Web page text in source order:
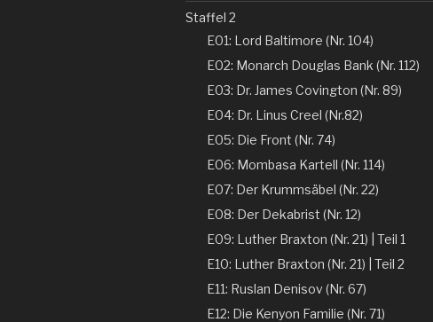
Staffel 2
E01: Lord Baltimore (Nr. 104)
E02: Monarch Douglas Bank (Nr. 112)
E03: Dr. James Covington (Nr. 89)
E04: Dr. Linus Creel (Nr.82)
E05: Die Front (Nr. 74)
E06: Mombasa Kartell (Nr. 114)
E07: Der Krummsäbel (Nr. 22)
E08: Der Dekabrist (Nr. 12)
E09: Luther Braxton (Nr. 21) | Teil 1
E10: Luther Braxton (Nr. 21) | Teil 2
E11: Ruslan Denisov (Nr. 67)
E12: Die Kenyon Familie (Nr. 71)